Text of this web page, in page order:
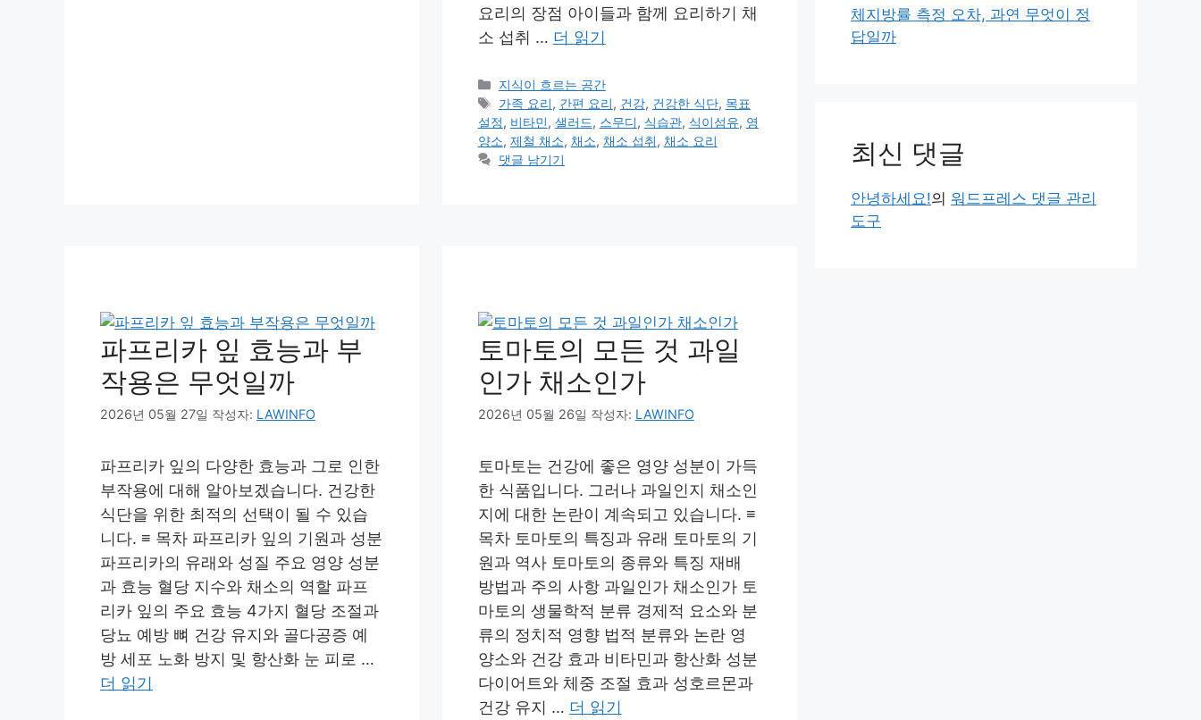
요리의 장점 아이들과 함께 요리하기 채
소 섭취 … 더 읽기
카
테
고
리
지식이 흐르는 공간
태
그
가족 요리, 간편 요리, 건강, 건강한 식단, 목표
설정, 비타민, 샐러드, 스무디, 식습관, 식이섬유, 영
양소, 제철 채소, 채소, 채소 섭취, 채소 요리
댓글 남기기
파프리카 잎 효능과 부
작용은 무엇일까
2026년 05월 27일 작성자: LAWINFO
파프리카 잎의 다양한 효능과 그로 인한
부작용에 대해 알아보겠습니다. 건강한
식단을 위한 최적의 선택이 될 수 있습
니다. ≡ 목차 파프리카 잎의 기원과 성분
파프리카의 유래와 성질 주요 영양 성분
과 효능 혈당 지수와 채소의 역할 파프
리카 잎의 주요 효능 4가지 혈당 조절과
당뇨 예방 뼈 건강 유지와 골다공증 예
방 세포 노화 방지 및 항산화 눈 피로 …
더 읽기
토마토의 모든 것 과일
인가 채소인가
2026년 05월 26일 작성자: LAWINFO
토마토는 건강에 좋은 영양 성분이 가득
한 식품입니다. 그러나 과일인지 채소인
지에 대한 논란이 계속되고 있습니다. ≡
목차 토마토의 특징과 유래 토마토의 기
원과 역사 토마토의 종류와 특징 재배
방법과 주의 사항 과일인가 채소인가 토
마토의 생물학적 분류 경제적 요소와 분
류의 정치적 영향 법적 분류와 논란 영
양소와 건강 효과 비타민과 항산화 성분
다이어트와 체중 조절 효과 성호르몬과
건강 유지 … 더 읽기
체지방률 측정 오차, 과연 무엇이 정
답일까
최신 댓글
안녕하세요!의 워드프레스 댓글 관리
도구